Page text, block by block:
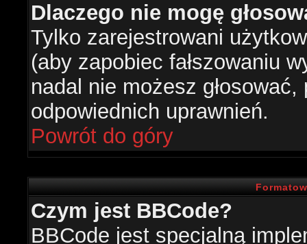
Dlaczego nie mogę
Tylko zarejestrowani
(aby zapobiec fałszowaniu
nadal nie możesz
odpowiednich uprawnień.
Powrót do góry
Czym jest BBCode?
BBCode jest specjalną